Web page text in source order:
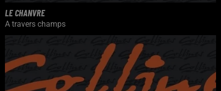
LE CHANVRE
A travers champs